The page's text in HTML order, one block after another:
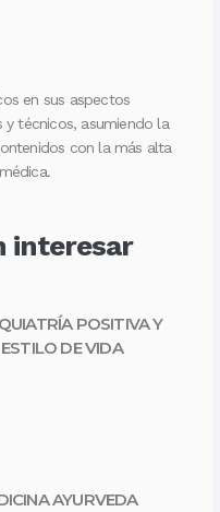
en sus aspectos
y técnicos, asumiendo la
con la más alta
interesar
POSITIVA Y
DE VIDA
AYURVEDA